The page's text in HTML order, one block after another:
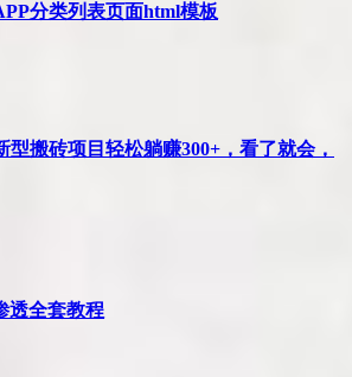
分类列表页面html模板
型搬砖项目轻松躺赚300+，看了就会，
透全套教程